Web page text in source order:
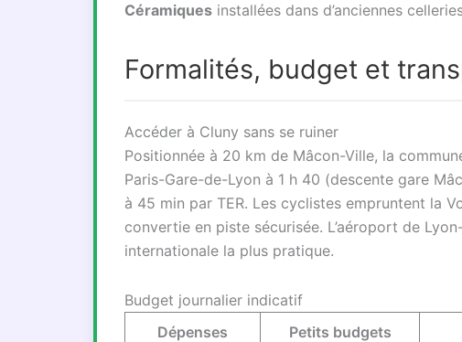
Céramiques installées dans d’anciennes
Formalités, budget et
Accéder à Cluny sans se ruiner
Positionnée à 20 km de Mâcon-Ville, la
Paris-Gare-de-Lyon à 1 h 40 (descente gare
à 45 min par TER. Les cyclistes empruntent la
convertie en piste sécurisée. L’aéroport de
internationale la plus pratique.
Budget journalier indicatif
Dépenses
Petits budgets